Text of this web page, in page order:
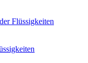
Flüssigkeiten